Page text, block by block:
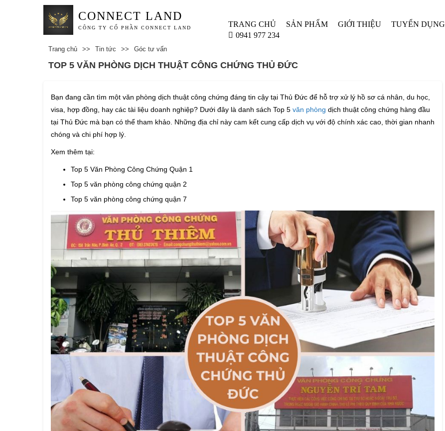
CONNECT LAND
CÔNG TY CỔ PHẦN CONNECT LAND TRANG CHỦ SẢN PHẨM GIỚI THIỆU TUYỂN DỤNG
0941 977 234
Trang chủ >> Tin tức >> Góc tư vấn
TOP 5 VĂN PHÒNG DỊCH THUẬT CÔNG CHỨNG THỦ ĐỨC
Bạn đang cần tìm một văn phòng dịch thuật công chứng đáng tin cậy tại Thủ Đức để hỗ trợ xử lý hồ sơ cá nhân, du học,
visa, hợp đồng, hay các tài liệu doanh nghiệp? Dưới đây là danh sách Top 5 văn phòng dịch thuật công chứng hàng đầu
tại Thủ Đức mà bạn có thể tham khảo. Những địa chỉ này cam kết cung cấp dịch vụ với độ chính xác cao, thời gian nhanh
chóng và chi phí hợp lý.
Xem thêm tại:
Top 5 Văn Phòng Công Chứng Quận 1
Top 5 văn phòng công chứng quận 2
Top 5 văn phòng công chứng quận 7